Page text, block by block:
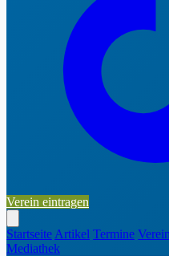
Verein eintragen
Startseite Artikel Termine
Mediathek